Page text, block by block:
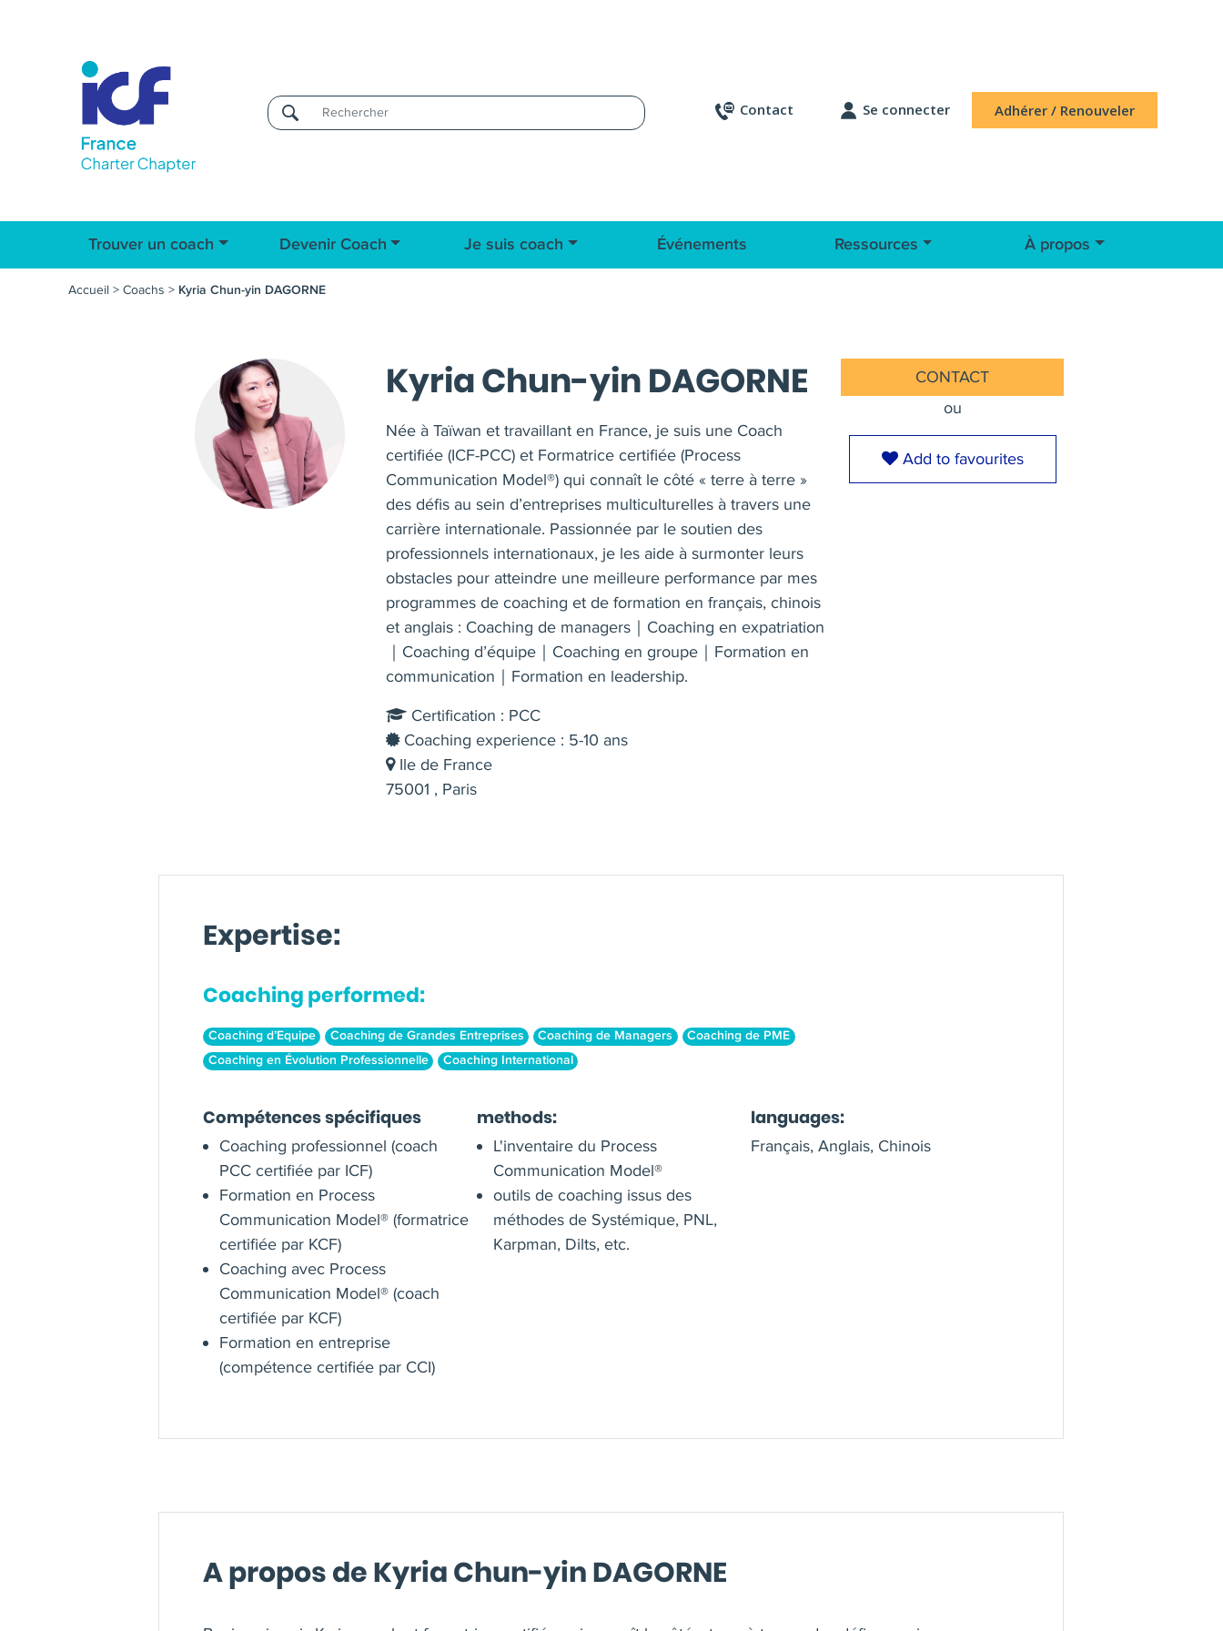
Username Contact Se connecter Adhérer / Renouveler
Trouver un coach Devenir Coach Je suis coach Événements Ressources À propos
Accueil > Coachs > Kyria Chun-yin DAGORNE
Kyria Chun-yin DAGORNE
Née à Taïwan et travaillant en France, je suis une Coach
certifiée (ICF-PCC) et Formatrice certifiée (Process
Communication Model®) qui connaît le côté « terre à terre »
des défis au sein d’entreprises multiculturelles à travers une
carrière internationale. Passionnée par le soutien des
professionnels internationaux, je les aide à surmonter leurs
obstacles pour atteindre une meilleure performance par mes
programmes de coaching et de formation en français, chinois
et anglais : Coaching de managers｜Coaching en expatriation
｜Coaching d’équipe｜Coaching en groupe｜Formation en
communication｜Formation en leadership.
Certification : PCC
Coaching experience : 5-10 ans
Ile de France
75001 , Paris
CONTACT
ou
Add to favourites
Expertise:
Coaching performed:
Coaching d’Equipe Coaching de Grandes Entreprises Coaching de Managers
Coaching de PME
Coaching en Évolution Professionnelle
Coaching International
Compétences spécifiques
Coaching professionnel (coach
PCC certifiée par ICF)
Formation en Process
Communication Model® (formatrice
certifiée par KCF)
Coaching avec Process
Communication Model® (coach
certifiée par KCF)
Formation en entreprise
(compétence certifiée par CCI)
methods:
L'inventaire du Process
Communication Model®
outils de coaching issus des
méthodes de Systémique, PNL,
Karpman, Dilts, etc.
languages:
Français, Anglais, Chinois
A propos de Kyria Chun-yin DAGORNE